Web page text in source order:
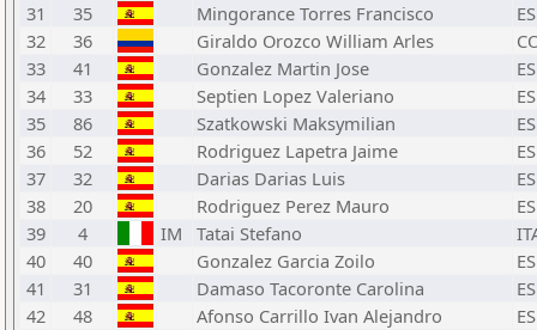
31
35 Mingorance Torres Francisco
32
36 Giraldo Orozco William Arles
33
41 Gonzalez Martin Jose
34
33 Septien Lopez Valeriano
35
86 Szatkowski Maksymilian
36
52 Rodriguez Lapetra Jaime
37
32 Darias Darias Luis
38
20 Rodriguez Perez Mauro
39
4 IM Tatai Stefano
40
40 Gonzalez Garcia Zoilo
41
31 Damaso Tacoronte Carolina
42
48 Afonso Carrillo Ivan Alejandro